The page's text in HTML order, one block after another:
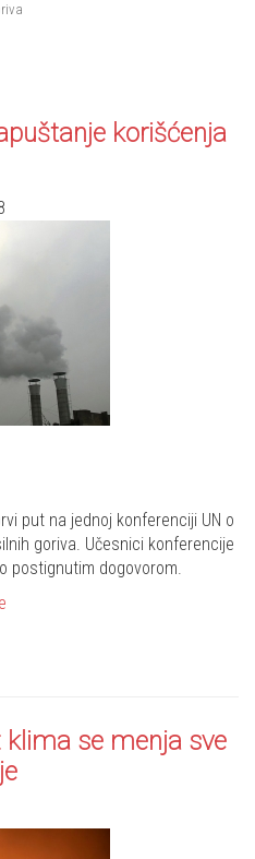
korišćenja
put na jednoj konferenciji UN o
goriva. Učesnici konferencije
postignutim dogovorom.
klima se menja sve